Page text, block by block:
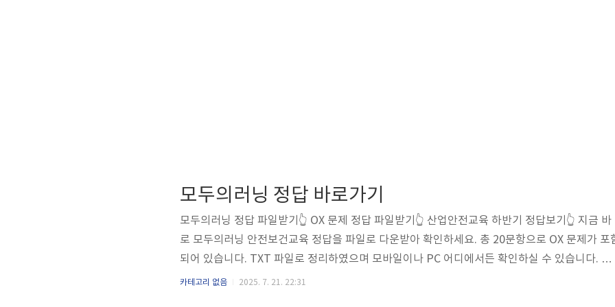
모두의러닝 정답 바로가기
모두의러닝 정답 파일받기👆 OX 문제 정답 파일받기👆 산업안전교육 하반기 정답보기👆 지금 바
로 모두의러닝 안전보건교육 정답을 파일로 다운받아 확인하세요. 총 20문항으로 OX 문제가 포
되어 있습니다. TXT 파일로 정리하였으며 모바일이나 PC 어디에서든 확인하실 수 있습니다. 시
험 직전 빠르게 복습용으로 최적화 되어 있는 자료로 위 버튼을 통해 정답지를 다운받아 이용해
카테고리 없음 2025. 7. 21. 22:31